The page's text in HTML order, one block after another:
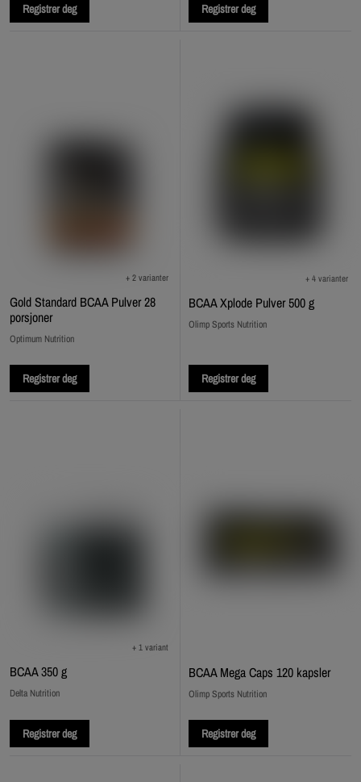
Registrer deg Registrer deg
Gold Standard BCAA Pulver 28
porsjoner
+ 2 varianter
Optimum Nutrition
Registrer deg
BCAA Xplode Pulver 500 g
+ 4 varianter
Olimp Sports Nutrition
Registrer deg
BCAA 350 g
+ 1 variant
Delta Nutrition
Registrer deg
BCAA Mega Caps 120 kapsler
Olimp Sports Nutrition
Registrer deg